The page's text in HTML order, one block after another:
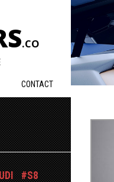
.CO
CONTACT
S8